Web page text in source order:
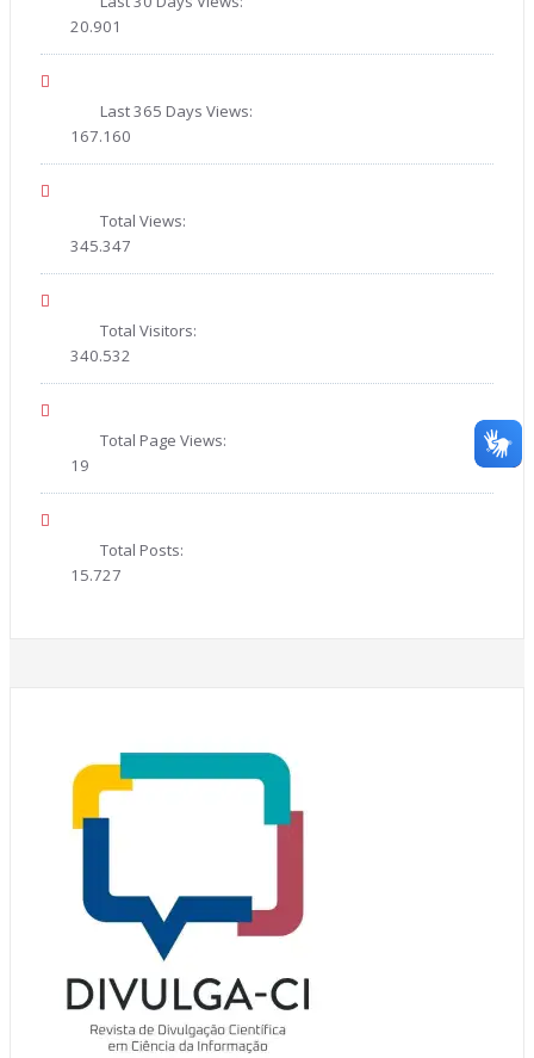
20.901
Last 365 Days Views:
167.160
Total Views:
345.347
Total Visitors:
340.532
Total Page Views:
19
Total Posts:
15.727